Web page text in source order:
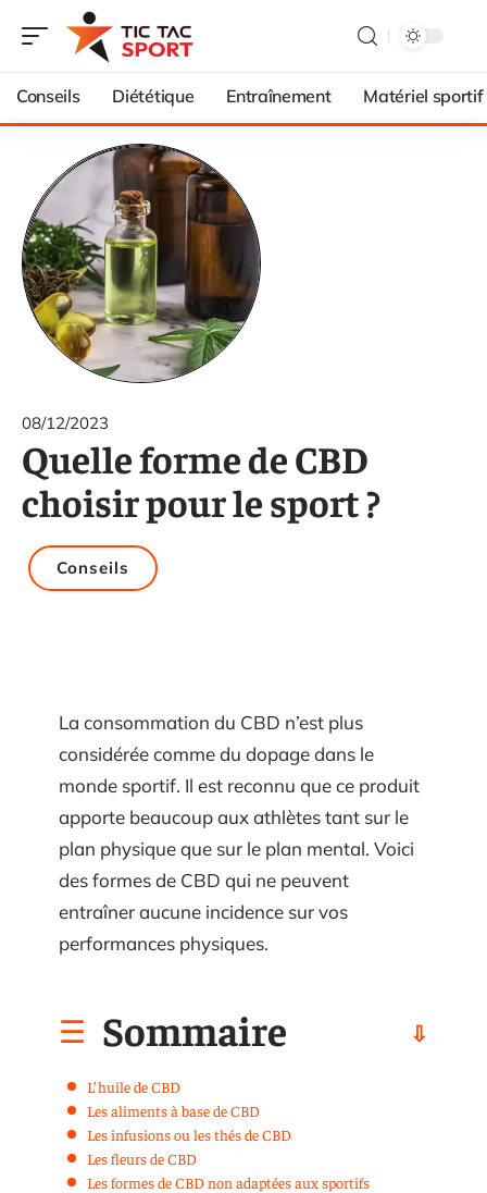
Conseils Diététique Entraînement Matériel sportif
08/12/2023
Quelle forme de CBD
choisir pour le sport ?
Conseils
La consommation du CBD n’est plus
considérée comme du dopage dans le
monde sportif. Il est reconnu que ce produit
apporte beaucoup aux athlètes tant sur le
plan physique que sur le plan mental. Voici
des formes de CBD qui ne peuvent
entraîner aucune incidence sur vos
performances physiques.
Sommaire
L’huile de CBD
Les aliments à base de CBD
Les infusions ou les thés de CBD
Les fleurs de CBD
Les formes de CBD non adaptées aux sportifs